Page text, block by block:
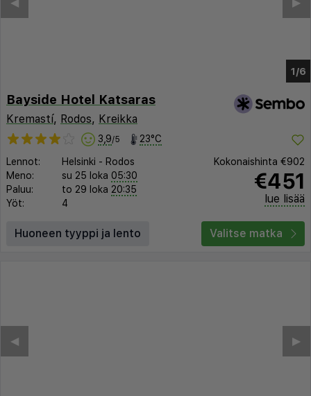
Bayside Hotel Katsaras
Kremastí, Rodos, Kreikka
3,9/5 23°C
Lennot: Helsinki - Rodos
Meno:
su 25 loka 05:30
Paluu:
to 29 loka 20:35
Yöt:
4
Kokonaishinta €902
€451
lue lisää
Huoneen tyyppi ja lento Valitse matka
▶︎
◀︎